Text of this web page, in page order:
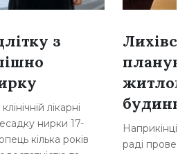
з
лікарні
нирки 17-
кілька років
Наприкінці
раді